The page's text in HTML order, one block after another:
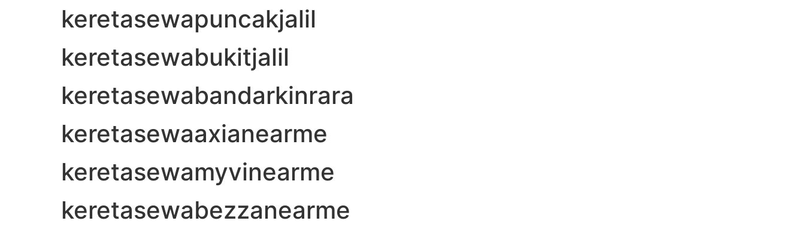
keretasewapuncakjalil
keretasewabukitjalil
keretasewabandarkinrara
keretasewaaxianearme
keretasewamyvinearme
keretasewabezzanearme